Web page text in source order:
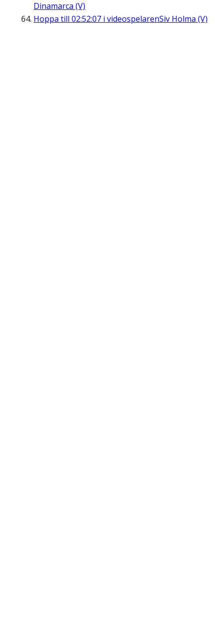
Dinamarca (V)
Hoppa till 02:52:07 i videospelarenSiv Holma (V)